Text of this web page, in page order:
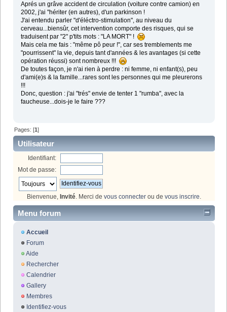
Aprés un grâve accident de circulation (voiture contre camion) en
2002, j'ai "hériter (en autres), d'un parkinson !
J'ai entendu parler "d'éléctro-stimulation", au niveau du
cerveau...biensûr, cet intervention comporte des risques, qui se
traduisent par "2" p'tits mots : "LA MORT" !
Mais cela me fais : "même pô peur !", car ses tremblements me
"pourrissent" la vie, depuis tant d'années & les avantages (si cette
opération réussi) sont nombreux !!!
De toutes façon, je n'ai rien à perdre : ni femme, ni enfant(s), peu
d'ami(e)s & la famille...rares sont les personnes qui me pleurerons
!!!
Donc, question : j'ai "trés" envie de tenter 1 "rumba", avec la
faucheuse...dois-je le faire ???
Pages: [1]
Utilisateur
Identifiant:
Mot de passe:
Bienvenue, Invité. Merci de vous connecter ou de vous inscrire.
Menu forum
Accueil
Forum
Aide
Rechercher
Calendrier
Gallery
Membres
Identifiez-vous